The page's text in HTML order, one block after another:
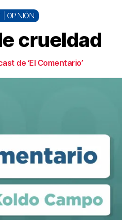
OPINIÓN
crueldad
de ‘El Comentario’